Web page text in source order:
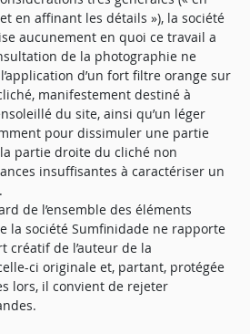
en affinant les détails »), la société
aucunement en quoi ce travail a
de la photographie ne
d’un fort filtre orange sur
manifestement destiné à
du site, ainsi qu’un léger
pour dissimuler une partie
partie droite du cliché non
insuffisantes à caractériser un
de l’ensemble des éléments
la société Sumfinidade ne rapporte
créatif de l’auteur de la
ci originale et, partant, protégée
lors, il convient de rejeter